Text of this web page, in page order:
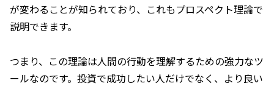
が変わることが知られており、これもプロスペクト理論で
説明できます。
つまり、この理論は人間の行動を理解するための強力なツ
ールなのです。投資で成功したい人だけでなく、より良い